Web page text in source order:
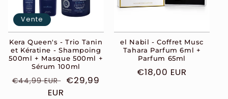
Vente
Kera Queen's - Trio Tanin
et Kératine - Shampoing
500ml + Masque 500ml +
Sérum 100ml
Prix
habituel
€44,99 EUR
Prix
€29,99
EUR
el Nabil - Coffret Musc
Tahara Parfum 6ml +
Parfum 65ml
Prix
€18,00 EUR